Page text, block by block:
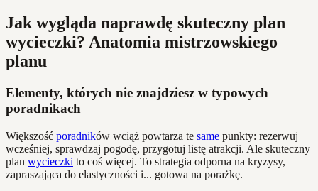
Jak wygląda naprawdę skuteczny plan
wycieczki? Anatomia mistrzowskiego
planu
Elementy, których nie znajdziesz w typowych
poradnikach
Większość poradników wciąż powtarza te same punkty: rezerwuj
wcześniej, sprawdzaj pogodę, przygotuj listę atrakcji. Ale skuteczny
plan wycieczki to coś więcej. To strategia odporna na kryzysy,
zapraszająca do elastyczności i... gotowa na porażkę.